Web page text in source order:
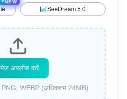
✦NEW
SeeDream 5.0
अपलोड करें
PNG, WEBP (अधिकतम 24MB)